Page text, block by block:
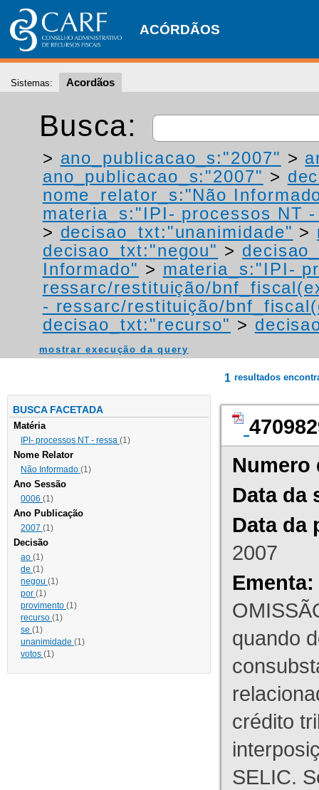
ACÓRDÃOS
Sistemas: Acordãos
Busca:
> ano_publicacao_s:"2007" >
ano_publicacao_s:"2007" >
nome_relator_s:"Não
materia_s:"IPI- processos NT
> decisao_txt:"unanimidade" >
decisao_txt:"negou" >
Informado" > materia_s:"IPI-
ressarc/restituição/
- ressarc/restituição/
decisao_txt:"recurso" >
mostrar execução da query
BUSCA FACETADA
Matéria
IPI- processos NT - ressa (1)
Nome Relator
Não Informado (1)
Ano Sessão
0006 (1)
Ano Publicação
2007 (1)
Decisão
ao (1)
de (1)
negou (1)
por (1)
provimento (1)
recurso (1)
se (1)
unanimidade (1)
votos (1)
1 resultados
Numero
Data da
Data da
2007
Ementa:
quando
crédito
SELIC.